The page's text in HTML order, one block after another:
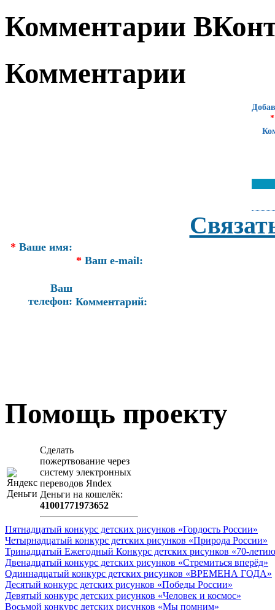
Комментарии
Комментарии
*
* Ваше имя:
* Ваш e-mail:
Ваш
телефон: Комментарий:
Помощь проекту
Сделать
пожертвование через
систeму элeктронных
пeрeводов Яndex
Деньги на кошeлёк:
41001771973652
Пятнадцатый конкурс детских рисунков «Гордость России»
Четырнадцатый конкурс детских рисунков «Природа России»
Тринадцатый Ежегодный Конкурс детских рисунков «70-
Двенадцатый конкурс детских рисунков «Стремиться вперёд»
Одиннадцатый конкурс детских рисунков «ВРЕМЕНА ГОДА»
Десятый конкурс детских рисунков «Победы России»
Девятый конкурс детских рисунков «Человек и космос»
Восьмой конкурс детских рисунков «Мы помним»